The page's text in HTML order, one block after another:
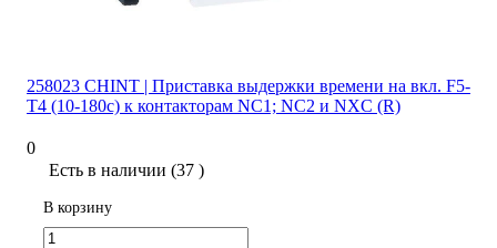
258023 CHINT | Приставка выдержки времени на вкл. F5-
T4 (10-180с) к контакторам NC1; NC2 и NXC (R)
0
Есть в наличии (37 )
В корзину